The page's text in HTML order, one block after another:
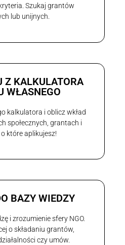
Szukaj grantów
lub unijnych.
Z KALKULATORA
WŁASNEGO
kalkulatora i oblicz wkład
społecznych, grantach i
które aplikujesz!
BAZY WIEDZY
i zrozumienie sfery NGO.
o składaniu grantów,
czy umów.